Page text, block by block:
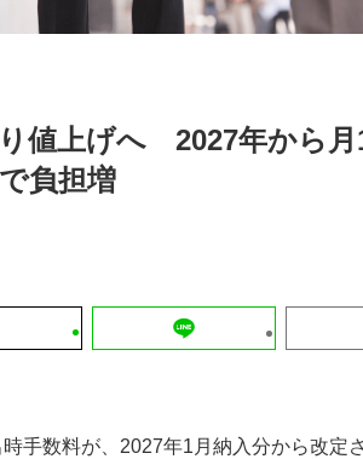
DX「SouSou」
値上げへ 2027年から月
負担増
手数料が、2027年1月納入分から改定